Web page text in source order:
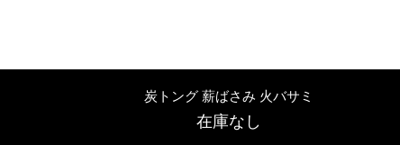
クイックビュー
炭トング 薪ばさみ 火バサミ
在庫なし